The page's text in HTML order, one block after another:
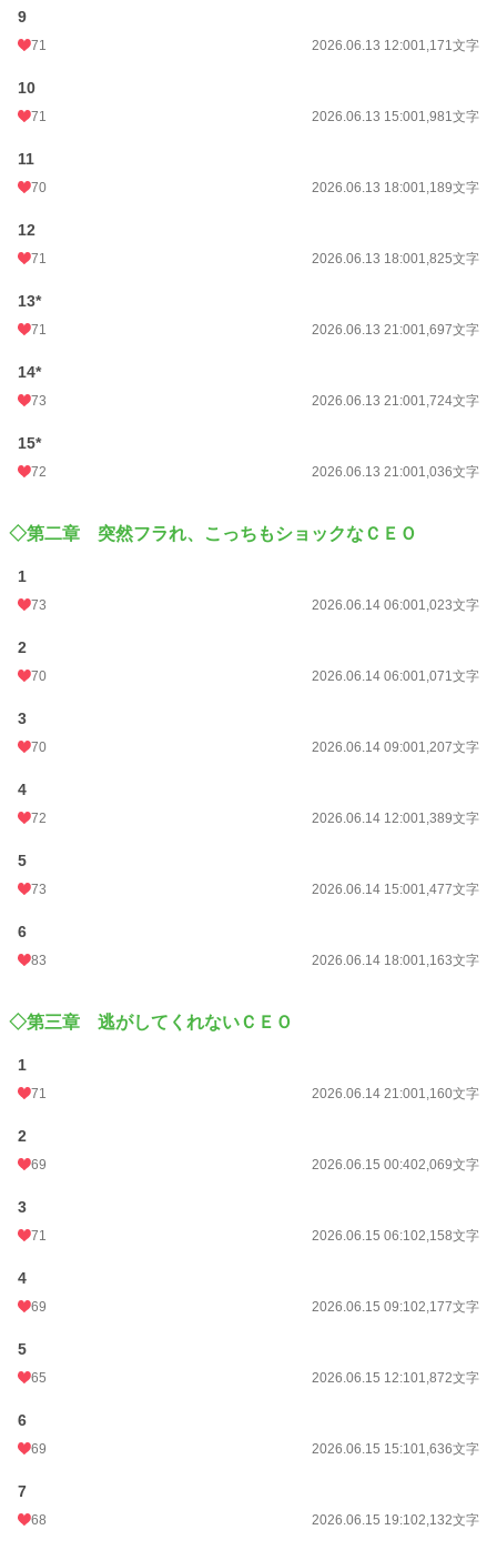
初回公開日時
初回完結日時
週間ポイント
月間ポイント
年間ポイント
累計ポイント
9
71 2026.06.13 12:001,171文字
10
71 2026.06.13 15:001,981文字
11
70 2026.06.13 18:001,189文字
12
71 2026.06.13 18:001,825文字
13*
71 2026.06.13 21:001,697文字
14*
73 2026.06.13 21:001,724文字
15*
72 2026.06.13 21:001,036文字
◇第二章 突然フラれ、こっちもショックなＣＥＯ
1
73 2026.06.14 06:001,023文字
2
70 2026.06.14 06:001,071文字
3
70 2026.06.14 09:001,207文字
4
72 2026.06.14 12:001,389文字
5
73 2026.06.14 15:001,477文字
6
83 2026.06.14 18:001,163文字
◇第三章 逃がしてくれないＣＥＯ
1
71 2026.06.14 21:001,160文字
2
69 2026.06.15 00:402,069文字
3
71 2026.06.15 06:102,158文字
4
69 2026.06.15 09:102,177文字
5
65 2026.06.15 12:101,872文字
6
69 2026.06.15 15:101,636文字
7
68 2026.06.15 19:102,132文字